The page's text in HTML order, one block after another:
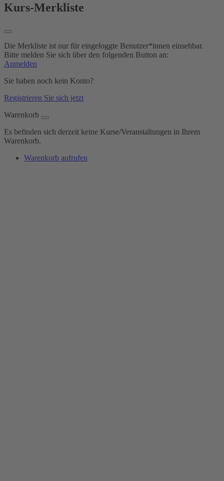
Kurs-Merkliste
Die Merkliste ist nur für eingeloggte Benutzer*innen einsehbar.
Bitte melden Sie sich über den folgenden Button an:
Anmelden
Sie haben noch kein Konto?
Registrieren Sie sich jetzt
Warenkorb
Es befinden sich derzeit keine Kurse/Veranstaltungen in Ihrem
Warenkorb.
Warenkorb aufrufen